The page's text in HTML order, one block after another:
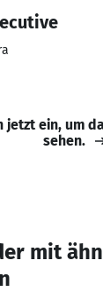
jetzt ein, um
sehen.
mit